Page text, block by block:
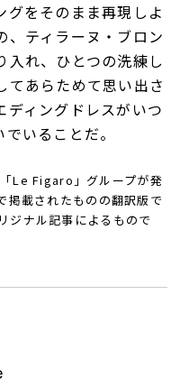
グをそのまま再現しよ
、ティラーヌ・ブロン
入れ、ひとつの洗練し
てあらためて思い出さ
ディングドレスがいつ
いることだ。
Le Figaro」グループが発
載されたものの翻訳版で
ジナル記事によるもので